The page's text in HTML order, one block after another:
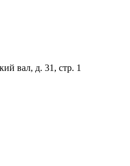
вал, д. 31, стр. 1